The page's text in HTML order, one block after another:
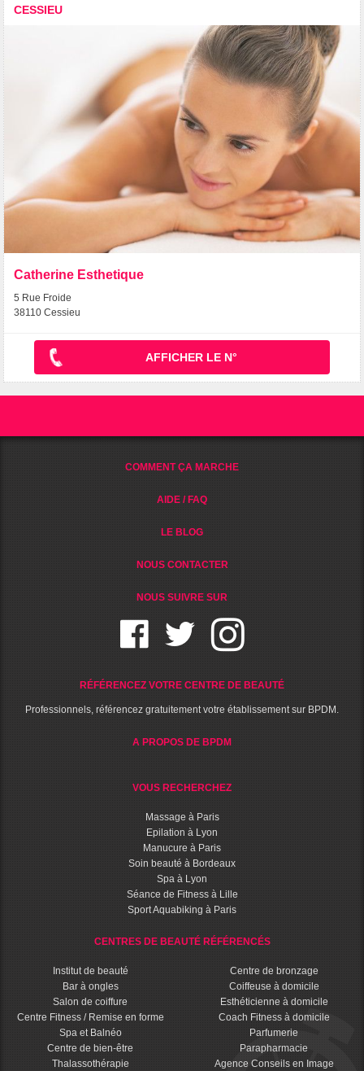
CESSIEU
Catherine Esthetique
5 Rue Froide
38110 Cessieu
AFFICHER LE N°
COMMENT ÇA MARCHE
AIDE / FAQ
LE BLOG
NOUS CONTACTER
NOUS SUIVRE SUR
RÉFÉRENCEZ VOTRE CENTRE DE BEAUTÉ
Professionnels, référencez gratuitement votre établissement sur BPDM.
A PROPOS DE BPDM
VOUS RECHERCHEZ
Massage à Paris
Epilation à Lyon
Manucure à Paris
Soin beauté à Bordeaux
Spa à Lyon
Séance de Fitness à Lille
Sport Aquabiking à Paris
CENTRES DE BEAUTÉ RÉFÉRENCÉS
Institut de beauté
Bar à ongles
Salon de coiffure
Centre Fitness / Remise en forme
Spa et Balnéo
Centre de bien-être
Thalassothérapie
Centre de bronzage
Coiffeuse à domicile
Esthéticienne à domicile
Coach Fitness à domicile
Parfumerie
Parapharmacie
Agence Conseils en Image